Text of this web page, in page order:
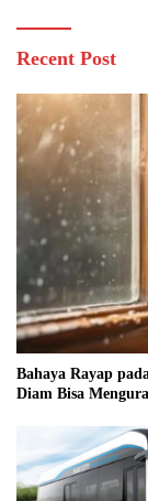
Recent Post
Bahaya Rayap
Diam Bisa